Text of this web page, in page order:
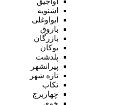
اشنویه
ایواوغلی
باروق
بازرگان
بوکان
پلدشت
پیرانشهر
تازه شهر
تکاب
چهاربرج
خوی